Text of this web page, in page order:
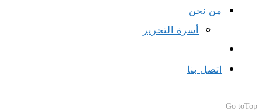
من نحن
أسرة التحرير
اتصل بنا
Go toTop